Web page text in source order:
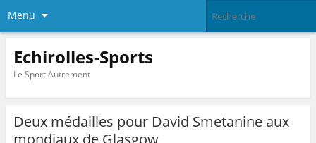
Menu
Echirolles-Sports
Le Sport Autrement
Deux médailles pour David Smetanine aux